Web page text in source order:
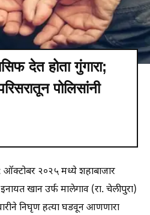
देत होता गुंगारा;
पोलिसांनी
२०२५ मध्ये शहाबाजार
खान उर्फ मालेगाव (रा. चेलीपुरा)
निघृण हत्या घडवून आणणारा